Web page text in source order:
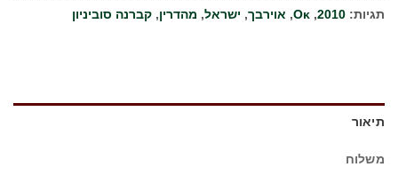
תגיות:2010
,
Oκ
,אוירבך,ישראל,מהדרין,קברנה סוביניון
תיאור
משלוח